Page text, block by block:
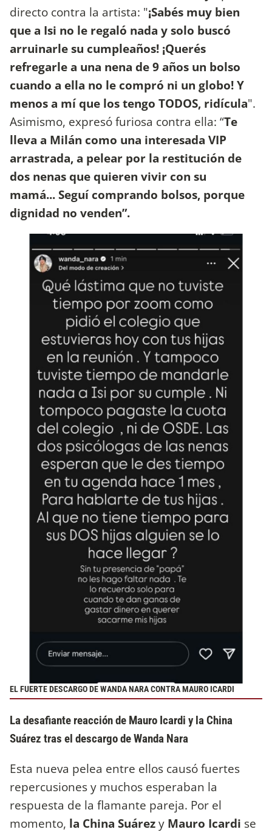
directo contra la artista: "¡Sabés muy bien
que a Isi no le regaló nada y solo buscó
arruinarle su cumpleaños! ¡Querés
refregarle a una nena de 9 años un bolso
cuando a ella no le compró ni un globo! Y
menos a mí que los tengo TODOS, ridícula".
Asimismo, expresó furiosa contra ella: “Te
lleva a Milán como una interesada VIP
arrastrada, a pelear por la restitución de
dos nenas que quieren vivir con su
mamá...Seguí comprando bolsos, porque
dignidad no venden”.
EL FUERTE DESCARGO DE WANDA NARA CONTRA MAURO ICARDI
La desafiante reacción de Mauro Icardi y la China
Suárez tras el descargo de Wanda Nara
Esta nueva pelea entre ellos causó fuertes
repercusiones y muchos esperaban la
respuesta de la flamante pareja. Por el
momento, la China Suárezy Mauro Icardi se